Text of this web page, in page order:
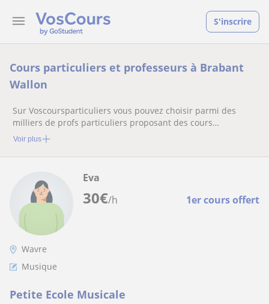
S'inscrire
Cours particuliers et professeurs à Brabant
Wallon
Sur Voscoursparticuliers vous pouvez choisir parmi des
milliers de profs particuliers proposant des cours
particuliers
Voir plus
30€/h 1er cours offert
Eva
Wavre
Musique
Petite Ecole Musicale